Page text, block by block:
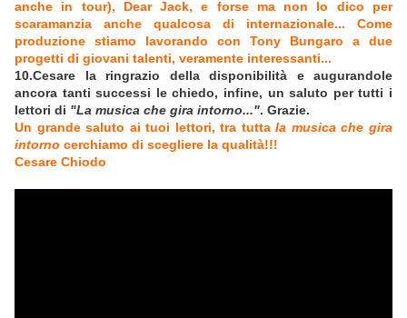
anche in tour), Dear Jack, e forse ma non lo dico per
scaramanzia anche qualcosa di internazionale... Come
produzione stiamo lavorando con Tony Bungaro a due
progetti di giovani talenti, veramente interessanti...
10.Cesare la ringrazio della disponibilità e augurandole
ancora tanti successi le chiedo, infine, un saluto per tutti i
lettori di "La musica che gira intorno...". Grazie.
Un grande saluto ai tuoi lettori, tra tuttala musica che gira
intorno cerchiamo di scegliere la qualità!!!
Cesare Chiodo